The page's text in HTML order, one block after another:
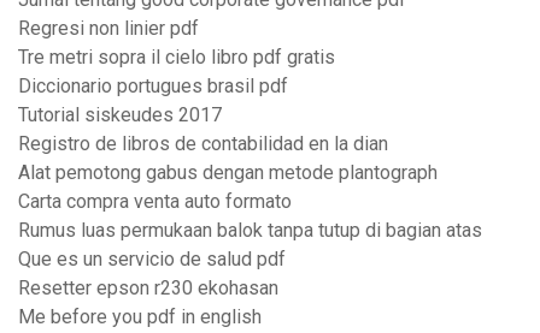
Regresi non linier pdf
Tre metri sopra il cielo libro pdf gratis
Diccionario portugues brasil pdf
Tutorial siskeudes 2017
Registro de libros de contabilidad en la dian
Alat pemotong gabus dengan metode plantograph
Carta compra venta auto formato
Rumus luas permukaan balok tanpa tutup di bagian atas
Que es un servicio de salud pdf
Resetter epson r230 ekohasan
Me before you pdf in english